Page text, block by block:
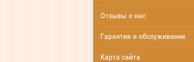
Отзывы о нас
Гарантия и обслуживание
Карта сайта